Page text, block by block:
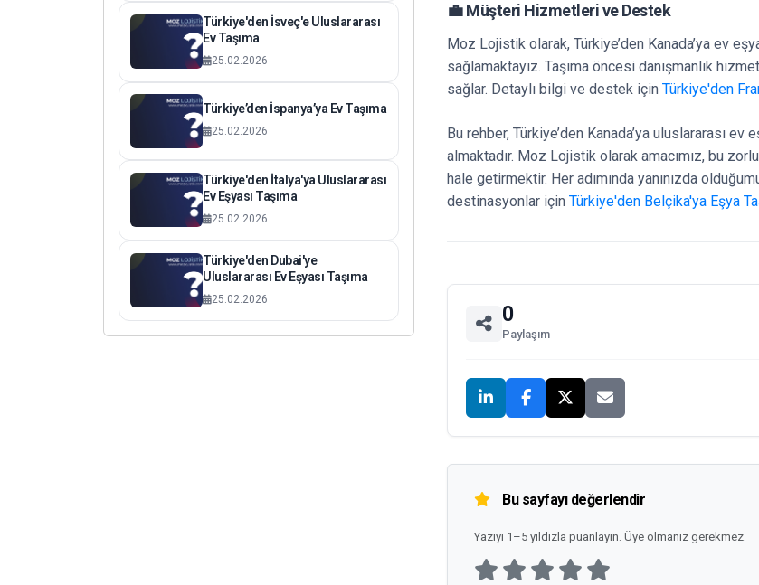
Türkiye'den İsveç'e Uluslararası
Ev Taşıma
25.02.2026
Türkiye’den İspanya’ya Ev Taşıma
25.02.2026
Türkiye'den İtalya'ya Uluslararası
Ev Eşyası Taşıma
25.02.2026
Türkiye'den Dubai'ye
Uluslararası Ev Eşyası Taşıma
25.02.2026
💼 Müşteri Hizmetleri ve Destek
Moz Lojistik olarak, Türkiye’den Kanada’ya ev
sağlamaktayız. Taşıma öncesi danışmanlık
sağlar. Detaylı bilgi ve destek için Türkiye'den
Bu rehber, Türkiye’den Kanada’ya uluslararası
almaktadır. Moz Lojistik olarak amacımız, bu
hale getirmektir. Her adımında yanınızda
destinasyonlar için Türkiye'den Belçika'ya Eşya
0
Paylaşım
Bu sayfayı değerlendir
Yazıyı 1–5 yıldızla puanlayın. Üye olmanız gerekmez.